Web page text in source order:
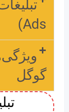
Ads)
گوگل